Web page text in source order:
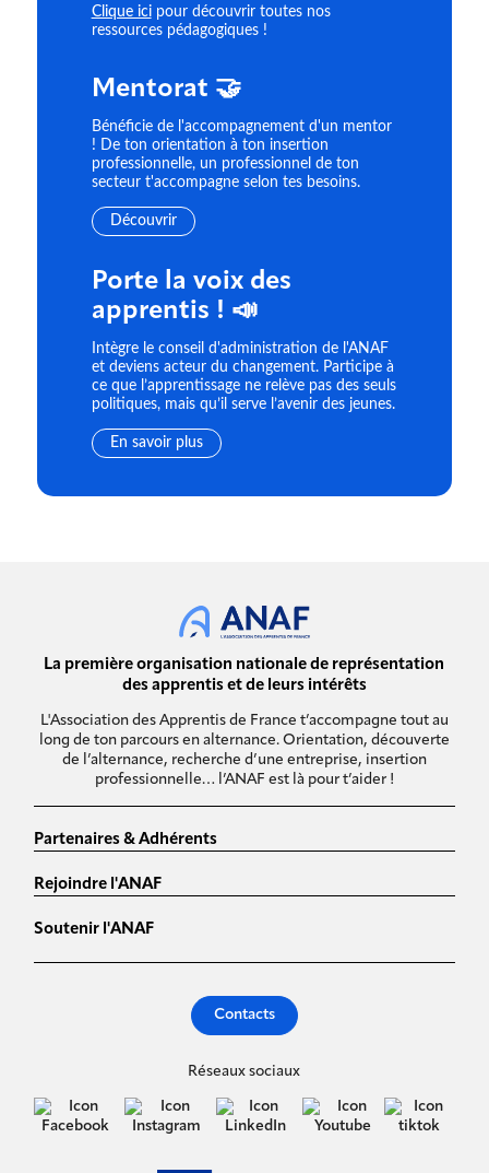
Clique icipour découvrir toutes nos
ressources pédagogiques !
Mentorat 🤝
Bénéficie de l'accompagnement d'un mentor
! De ton orientation à ton insertion
professionnelle, un professionnel de ton
secteur t'accompagne selon tes besoins.
Découvrir
Porte la voix des
apprentis ! 📣
Intègre le conseil d'administration de l'ANAF
et deviens acteur du changement. Participe à
ce que l’apprentissage ne relève pas des seuls
politiques, mais qu’il serve l’avenir des jeunes.
En savoir plus
La première organisation nationale de représentation
des apprentis et de leurs intérêts
L'Association des Apprentis de France t’accompagne tout au
long de ton parcours en alternance. Orientation, découverte
de l’alternance, recherche d’une entreprise, insertion
professionnelle… l’ANAF est là pour t’aider !
Partenaires & Adhérents
Rejoindre l'ANAF
Soutenir l'ANAF
Contacts
Réseaux sociaux